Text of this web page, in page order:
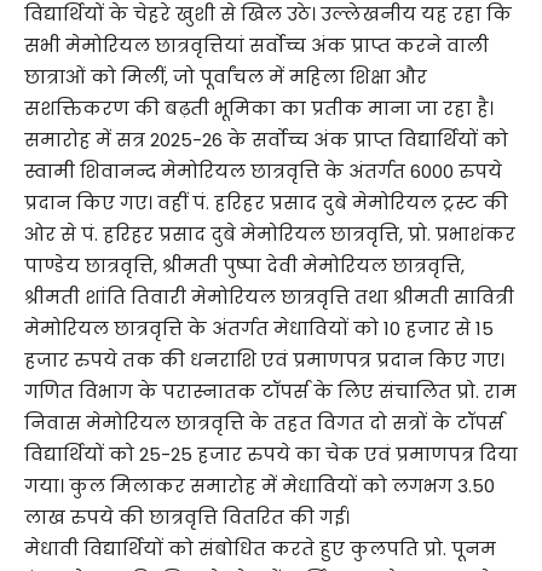
विद्यार्थियों के चेहरे खुशी से खिल उठे। उल्लेखनीय यह रहा कि
सभी मेमोरियल छात्रवृत्तियां सर्वोच्च अंक प्राप्त करने वाली
छात्राओं को मिलीं, जो पूर्वांचल में महिला शिक्षा और
सशक्तिकरण की बढ़ती भूमिका का प्रतीक माना जा रहा है।
समारोह में सत्र 2025-26 के सर्वोच्च अंक प्राप्त विद्यार्थियों को
स्वामी शिवानन्द मेमोरियल छात्रवृत्ति के अंतर्गत 6000 रुपये
प्रदान किए गए। वहीं पं. हरिहर प्रसाद दुबे मेमोरियल ट्रस्ट की
ओर से पं. हरिहर प्रसाद दुबे मेमोरियल छात्रवृत्ति, प्रो. प्रभाशंकर
पाण्डेय छात्रवृत्ति, श्रीमती पुष्पा देवी मेमोरियल छात्रवृत्ति,
श्रीमती शांति तिवारी मेमोरियल छात्रवृत्ति तथा श्रीमती सावित्री
मेमोरियल छात्रवृत्ति के अंतर्गत मेधावियों को 10 हजार से 15
हजार रुपये तक की धनराशि एवं प्रमाणपत्र प्रदान किए गए।
गणित विभाग के परास्नातक टॉपर्स के लिए संचालित प्रो. राम
निवास मेमोरियल छात्रवृत्ति के तहत विगत दो सत्रों के टॉपर्स
विद्यार्थियों को 25-25 हजार रुपये का चेक एवं प्रमाणपत्र दिया
गया। कुल मिलाकर समारोह में मेधावियों को लगभग 3.50
लाख रुपये की छात्रवृत्ति वितरित की गई।
मेधावी विद्यार्थियों को संबोधित करते हुए कुलपति प्रो. पूनम